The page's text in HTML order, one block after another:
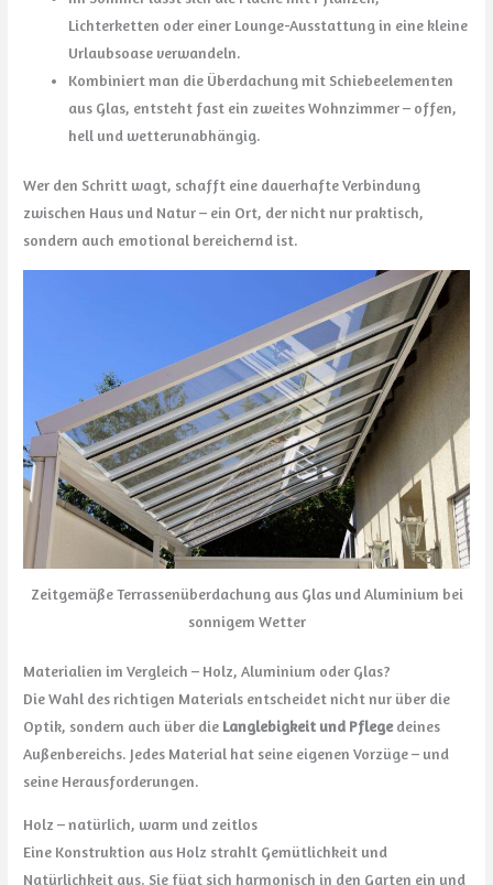
Lichterketten oder einer Lounge-Ausstattung in eine kleine
Urlaubsoase verwandeln.
Kombiniert man die Überdachung mit Schiebeelementen
aus Glas, entsteht fast ein zweites Wohnzimmer – offen,
hell und wetterunabhängig.
Wer den Schritt wagt, schafft eine dauerhafte Verbindung
zwischen Haus und Natur – ein Ort, der nicht nur praktisch,
sondern auch emotional bereichernd ist.
Zeitgemäße Terrassenüberdachung aus Glas und Aluminium bei
sonnigem Wetter
Materialien im Vergleich – Holz, Aluminium oder Glas?
Die Wahl des richtigen Materials entscheidet nicht nur über die
Optik, sondern auch über die Langlebigkeit und Pflegedeines
Außenbereichs. Jedes Material hat seine eigenen Vorzüge – und
seine Herausforderungen.
Holz – natürlich, warm und zeitlos
Eine Konstruktion aus Holz strahlt Gemütlichkeit und
Natürlichkeit aus. Sie fügt sich harmonisch in den Garten ein und